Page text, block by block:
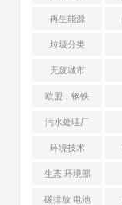
Shanghai
再生能源
垃圾分类
无废城市
欧盟，钢铁
污水处理厂
环境技术
生态 环境部
碳排放 电池